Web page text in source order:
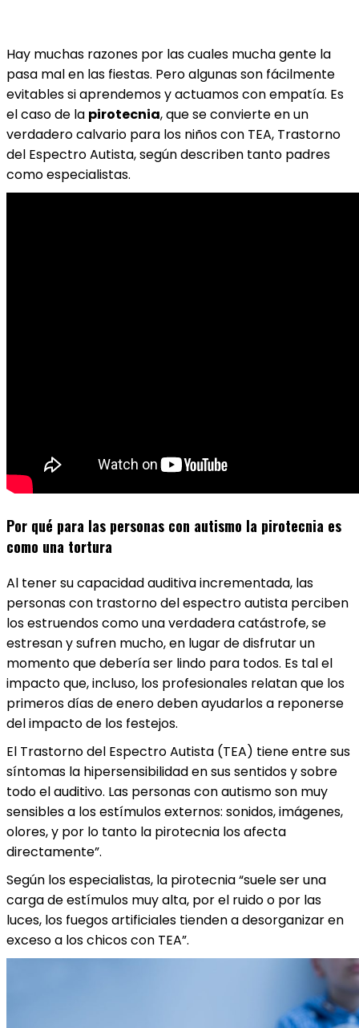
Hay muchas razones por las cuales mucha gente la
pasa mal en las fiestas. Pero algunas son fácilmente
evitables si aprendemos y actuamos con empatía. Es
el caso de la pirotecnia, que se convierte en un
verdadero calvario para los niños con TEA, Trastorno
del Espectro Autista, según describen tanto padres
como especialistas.
Por qué para las personas con autismo la pirotecnia es
como una tortura
Al tener su capacidad auditiva incrementada, las
personas con trastorno del espectro autista perciben
los estruendos como una verdadera catástrofe, se
estresan y sufren mucho, en lugar de disfrutar un
momento que debería ser lindo para todos. Es tal el
impacto que, incluso, los profesionales relatan que los
primeros días de enero deben ayudarlos a reponerse
del impacto de los festejos.
El Trastorno del Espectro Autista (TEA) tiene entre sus
síntomas la hipersensibilidad en sus sentidos y sobre
todo el auditivo. Las personas con autismo son muy
sensibles a los estímulos externos: sonidos, imágenes,
olores, y por lo tanto la pirotecnia los afecta
directamente”.
Según los especialistas, la pirotecnia “suele ser una
carga de estímulos muy alta, por el ruido o por las
luces, los fuegos artificiales tienden a desorganizar en
exceso a los chicos con TEA”.